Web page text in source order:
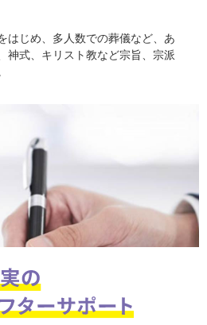
はじめ、多人数での葬儀など、あ
神式、キリスト教など宗旨、宗派